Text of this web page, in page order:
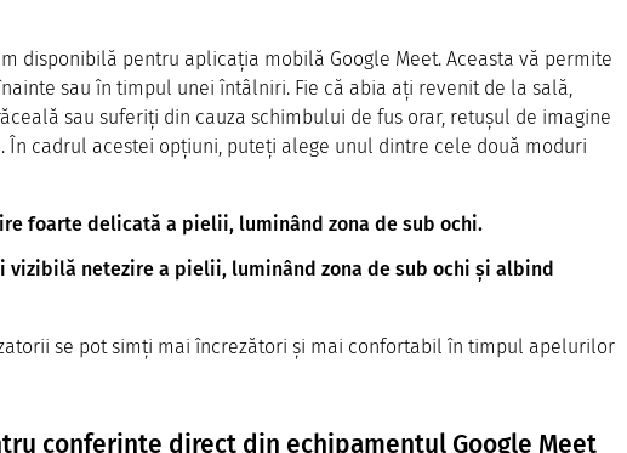
disponibilă pentru aplicația mobilă Google Meet. Aceasta vă permite
sau în timpul unei întâlniri. Fie că abia ați revenit de la sală,
sau suferiți din cauza schimbului de fus orar, retuşul de imagine
În cadrul acestei opțiuni, puteți alege unul dintre cele două moduri
foarte delicată a pielii, luminând zona de sub ochi.
vizibilă netezire a pielii, luminând zona de sub ochi și albind
se pot simți mai încrezători și mai confortabil în timpul apelurilor
conferințe direct din echipamentul Google Meet